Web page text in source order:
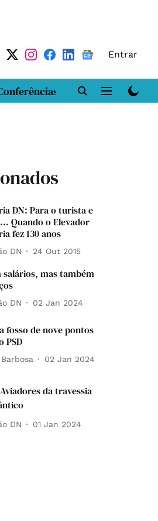
Entrar
DN LAB
DN: Para o turista e
Quando o Elevador
fez 130 anos
DN 24 Out 2015
salários, mas também
DN 02 Jan 2024
fosso de nove pontos
PSD
02 Jan 2024
da travessia
DN 01 Jan 2024